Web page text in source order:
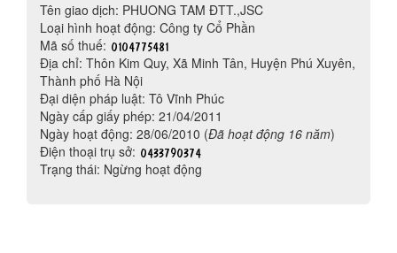
Tên giao dịch: PHUONG TAM ĐTT.,JSC
Loại hình hoạt động: Công ty Cổ Phần
Mã số thuế:
Địa chỉ: Thôn Kim Quy, Xã Minh Tân, Huyện Phú Xuyên,
Thành phố Hà Nội
Đại diện pháp luật: Tô Vĩnh Phúc
Ngày cấp giấy phép: 21/04/2011
Ngày hoạt động: 28/06/2010 (Đã hoạt động 16 năm)
Điện thoại trụ sở:
Trạng thái: Ngừng hoạt động